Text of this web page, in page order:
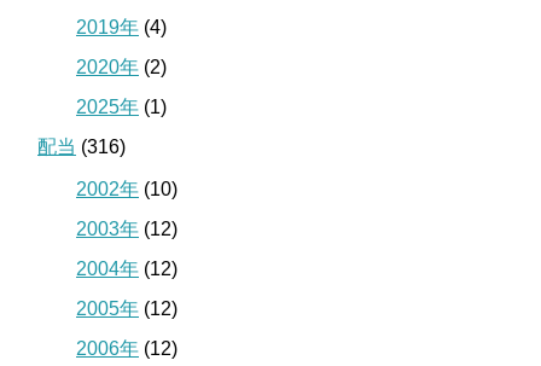
2019年 (4)
2020年 (2)
2025年 (1)
配当 (316)
2002年 (10)
2003年 (12)
2004年 (12)
2005年 (12)
2006年 (12)